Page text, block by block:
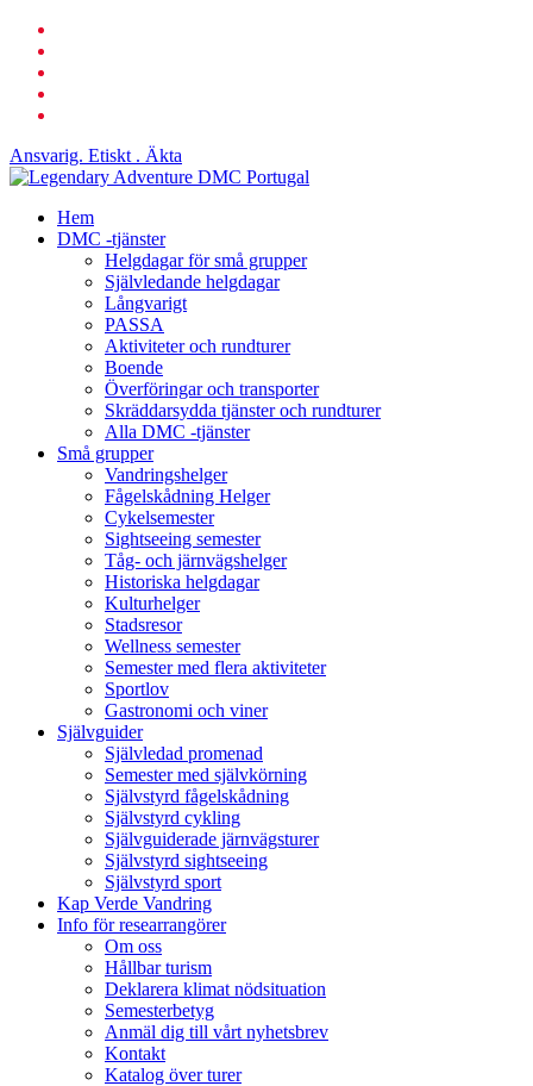
Hoppa
huvudinnehåll
Ansvarig. Etiskt . Äkta
Meny
Hem
DMC -tjänster
Helgdagar för små grupper
Självledande helgdagar
Långvarigt
PASSA
Aktiviteter och rundturer
Boende
Överföringar och transporter
Skräddarsydda tjänster och rundturer
Alla DMC -tjänster
Små grupper
Vandringshelger
Fågelskådning Helger
Cykelsemester
Sightseeing semester
Tåg- och järnvägshelger
Historiska helgdagar
Kulturhelger
Stadsresor
Wellness semester
Semester med flera aktiviteter
Sportlov
Gastronomi och viner
Självguider
Självledad promenad
Semester med självkörning
Självstyrd fågelskådning
Självstyrd cykling
Självguiderade järnvägsturer
Självstyrd sightseeing
Självstyrd sport
Kap Verde Vandring
Info för researrangörer
Om oss
Hållbar turism
Deklarera klimat nödsituation
Semesterbetyg
Anmäl dig till vårt nyhetsbrev
Kontakt
Katalog över turer